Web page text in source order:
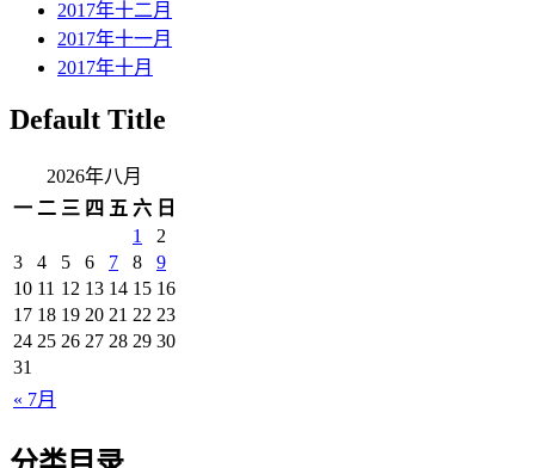
2017年十二月
2017年十一月
2017年十月
Default Title
2026年八月
一 二 三 四 五 六 日
« 7月
1
2
3
4 5 6 7 8
9
10 11 12 13 14 15 16
17 18 19 20 21 22 23
24 25 26 27 28 29 30
31